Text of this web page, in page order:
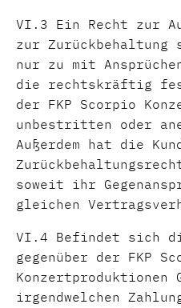
VI.3 Ein Recht zur
zur Zurückbehaltung
nur zu mit
die rechtskräftig
der FKP Scorpio
unbestritten oder
Außerdem hat die
soweit ihr
gleichen
VI.4 Befindet sich
gegenüber der FKP
Konzertproduktionen
irgendwelchen